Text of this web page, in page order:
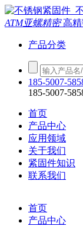
ATM亚螺精密高精
产品分类
185-5007-
185-5007-
首页
产品中心
应用领域
关于我们
紧固件知识
联系我们
首页
产品中心